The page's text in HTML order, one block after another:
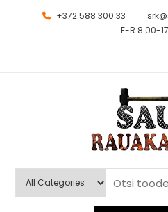
+372 588 300 33
E-R 8.00-
Saue